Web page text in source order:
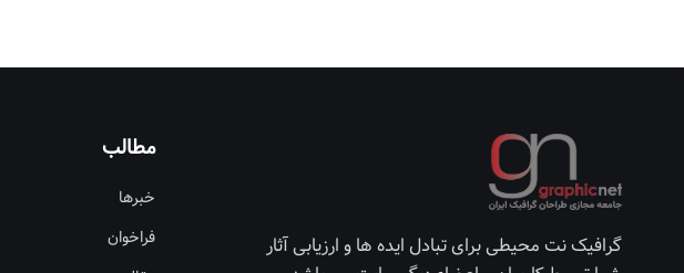
گرافیک نت محیطی برای تبادل ایده ها و ارزیابی آثار
مطالب
خبرها
فراخوان